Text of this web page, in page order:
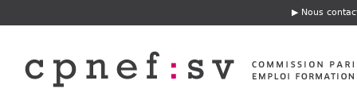
E
t
ê
Nous